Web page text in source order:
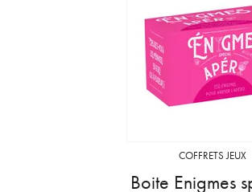
COFFRETS JEUX
Boite Enigmes